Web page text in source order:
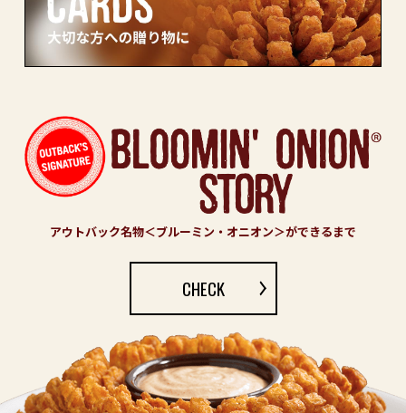
アウトバック名物＜ブルーミン・オニオン＞ができるまで
CHECK